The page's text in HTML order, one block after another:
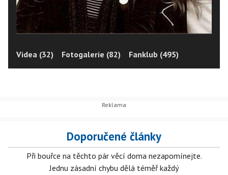
Videa (32) Fotogalerie (82) Fanklub (495)
Doporučené články
Při bouřce na těchto pár věcí doma nezapomínejte.
Jednu zásadní chybu dělá téměř každý